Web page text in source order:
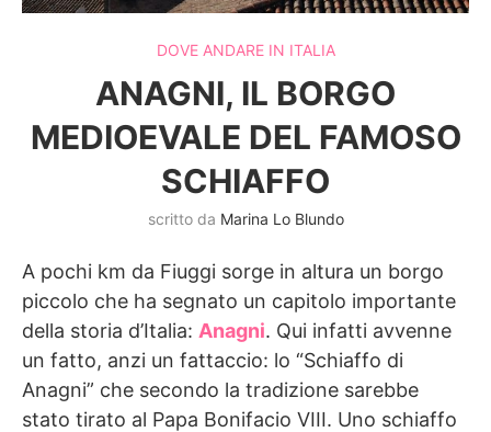
DOVE ANDARE IN ITALIA
ANAGNI, IL BORGO
MEDIOEVALE DEL FAMOSO
SCHIAFFO
scritto da Marina Lo Blundo
A pochi km da Fiuggi sorge in altura un borgo
piccolo che ha segnato un capitolo importante
della storia d’Italia: Anagni. Qui infatti avvenne
un fatto, anzi un fattaccio: lo “Schiaffo di
Anagni” che secondo la tradizione sarebbe
stato tirato al Papa Bonifacio VIII. Uno schiaffo